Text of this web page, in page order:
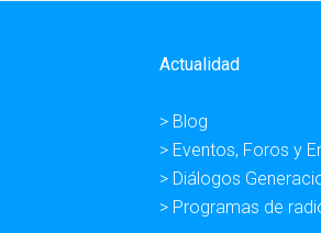
Actualidad
> Blog
> Eventos, Foros y
> Diálogos
> Programas de